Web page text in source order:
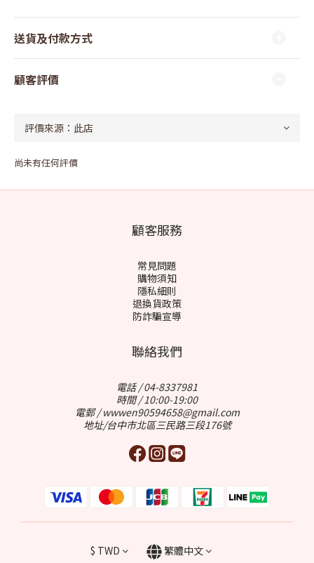
送貨及付款方式
顧客評價
尚未有任何評價
顧客服務
常見問題
購物須知
隱私細則
退換貨政策
防詐騙宣導
聯絡我們
電話 / 04-8337981
時間 / 10:00-19:00
電郵 / wwwen90594658@gmail.com
地址/台中市北區三民路三段176號
$ TWD 繁體中文